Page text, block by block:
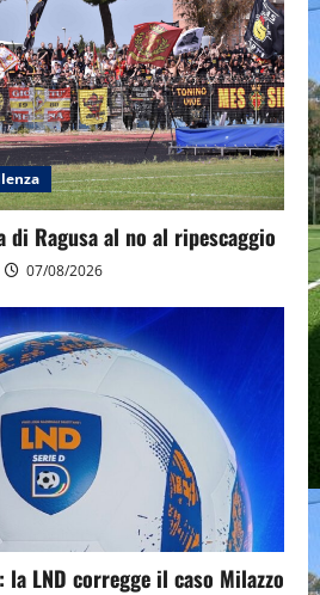
di Ragusa al no al ripescaggio
07/08/2026
la LND corregge il caso Milazzo